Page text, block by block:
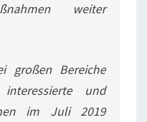
weiter
großen Bereiche
und
im Juli 2019